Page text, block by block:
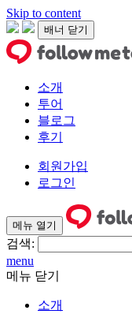
Skip to content
배너 닫기
소개
투어
블로그
후기
회원가입
로그인
메뉴 열기
검색:
menu
메뉴 닫기
소개